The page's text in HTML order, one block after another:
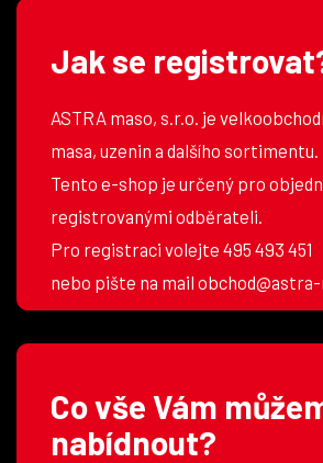
Jak se
ASTRA maso, s.r.o. je
masa, uzenin a dalšího sortimentu.
Tento e-shop je určený pro
registrovanými odběrateli.
Pro registraci volejte 495 493 451
nebo pište na mail obchod@astra-
Co vše Vám
nabídnout?